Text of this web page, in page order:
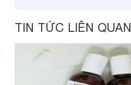
TIN TỨC LIÊN QUAN